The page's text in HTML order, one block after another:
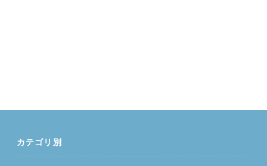
カテゴリ別